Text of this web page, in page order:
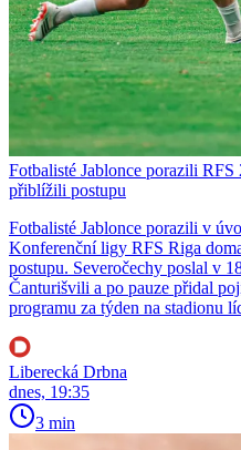
Fotbalisté Jablonce porazili
přiblížili postupu
Fotbalisté Jablonce porazili v
Konferenční ligy RFS Riga
postupu. Severočechy poslal v
Čanturišvili a po pauze přidal
programu za týden na stadionu
Liberecká Drbna
dnes, 19:35
3 min